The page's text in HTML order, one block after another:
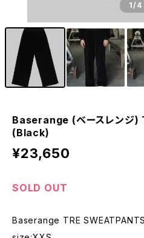
1/4
Baserange (ベースレンジ)
(Black)
¥23,650
SOLD OUT
Baserange TRE SWEATPANTS